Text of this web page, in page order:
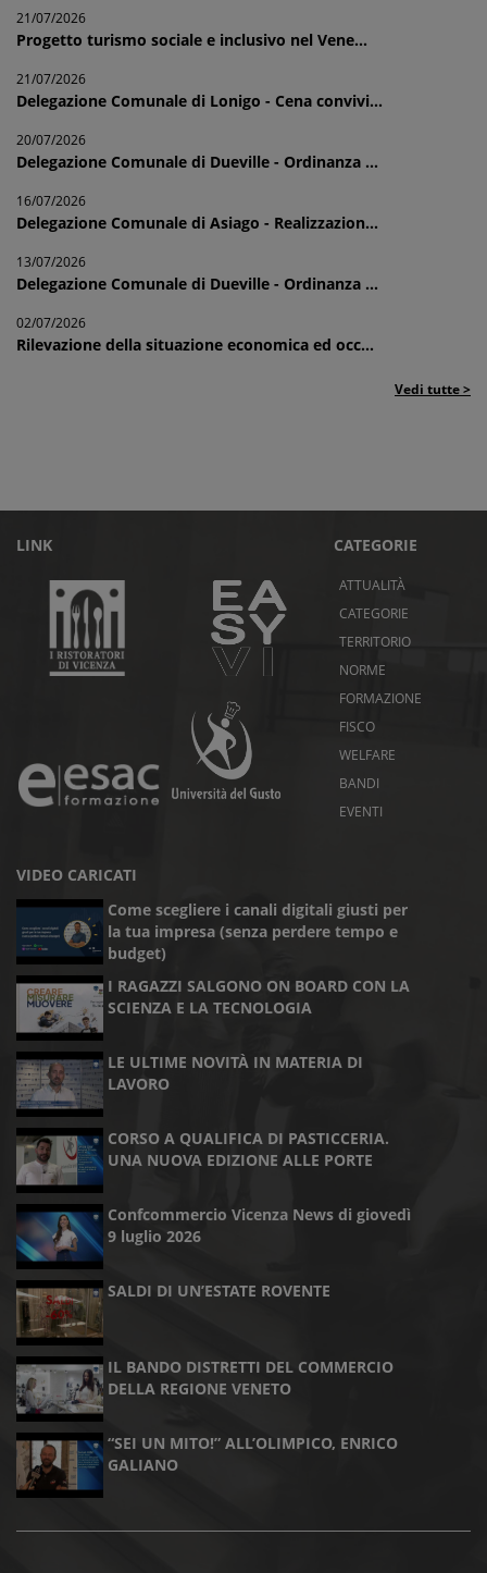
21/07/2026
Progetto turismo sociale e inclusivo nel Vene...
21/07/2026
Delegazione Comunale di Lonigo - Cena convivi...
20/07/2026
Delegazione Comunale di Dueville - Ordinanza ...
16/07/2026
Delegazione Comunale di Asiago - Realizzazion...
13/07/2026
Delegazione Comunale di Dueville - Ordinanza ...
02/07/2026
Rilevazione della situazione economica ed occ...
Vedi tutte >
LINK CATEGORIE
ATTUALITÀ
CATEGORIE
TERRITORIO
NORME
FORMAZIONE
FISCO
WELFARE
BANDI
EVENTI
VIDEO CARICATI
Come scegliere i canali digitali giusti per
la tua impresa (senza perdere tempo e
budget)
I RAGAZZI SALGONO ON BOARD CON LA
SCIENZA E LA TECNOLOGIA
LE ULTIME NOVITÀ IN MATERIA DI
LAVORO
CORSO A QUALIFICA DI PASTICCERIA.
UNA NUOVA EDIZIONE ALLE PORTE
Confcommercio Vicenza News di giovedì
9 luglio 2026
SALDI DI UN’ESTATE ROVENTE
IL BANDO DISTRETTI DEL COMMERCIO
DELLA REGIONE VENETO
“SEI UN MITO!” ALL’OLIMPICO, ENRICO
GALIANO